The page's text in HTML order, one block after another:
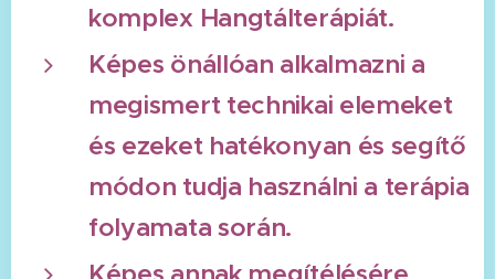
komplex Hangtálterápiát.
Képes önállóan alkalmazni a
megismert technikai elemeket
és ezeket hatékonyan és segítő
módon tudja használni a terápia
folyamata során.